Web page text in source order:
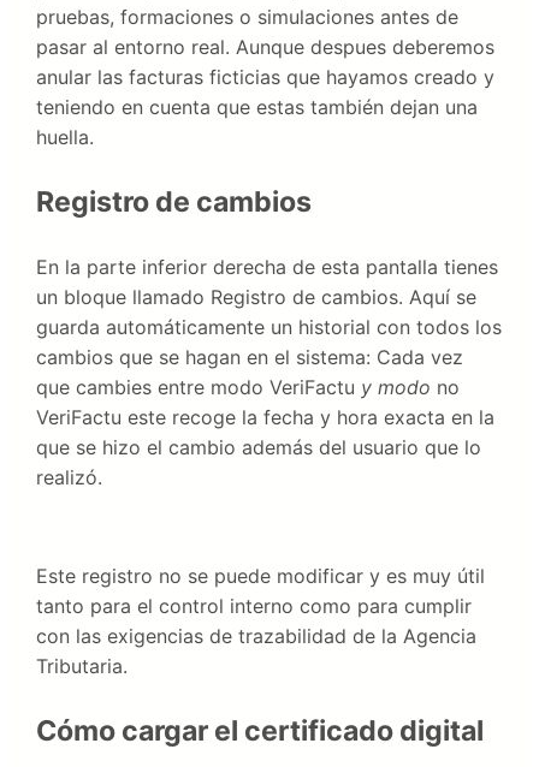
pruebas, formaciones o simulaciones antes de
pasar al entorno real. Aunque despues deberemos
anular las facturas ficticias que hayamos creado y
teniendo en cuenta que estas también dejan una
huella.
Registro de cambios
En la parte inferior derecha de esta pantalla tienes
un bloque llamado Registro de cambios. Aquí se
guarda automáticamente un historial con todos los
cambios que se hagan en el sistema: Cada vez
que cambies entre modo VeriFactu y modo no
VeriFactu este recoge la fecha y hora exacta en la
que se hizo el cambio además del usuario que lo
realizó.
Este registro no se puede modificar y es muy útil
tanto para el control interno como para cumplir
con las exigencias de trazabilidad de la Agencia
Tributaria.
Cómo cargar el certificado digital